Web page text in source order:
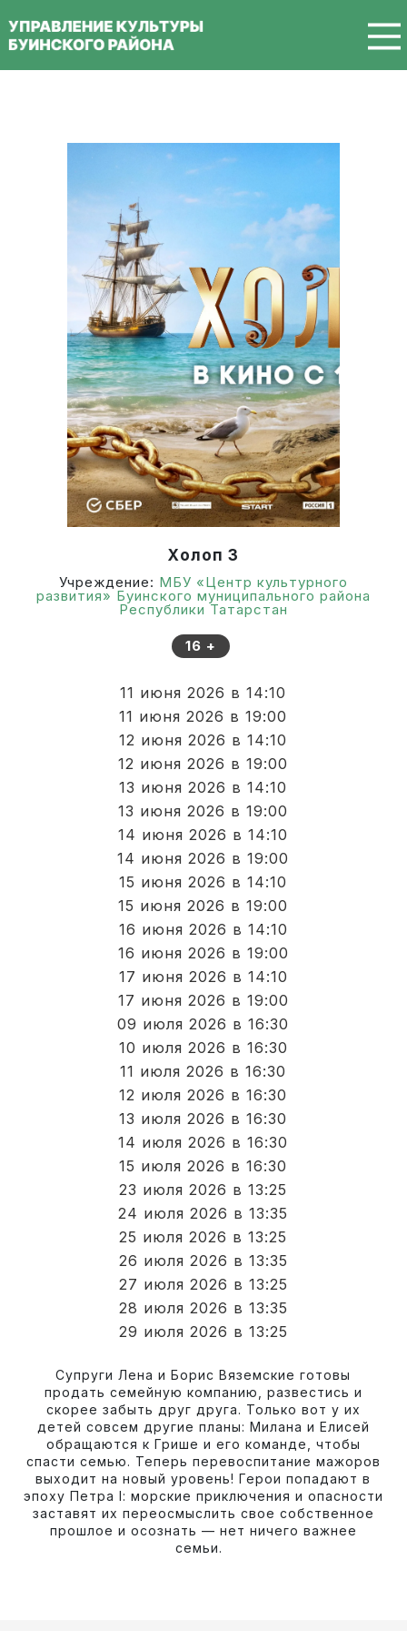
Холоп 3
Учреждение: МБУ «Центр культурного
развития» Буинского муниципального района
Республики Татарстан
16 +
11 июня 2026 в 14:10
11 июня 2026 в 19:00
12 июня 2026 в 14:10
12 июня 2026 в 19:00
13 июня 2026 в 14:10
13 июня 2026 в 19:00
14 июня 2026 в 14:10
14 июня 2026 в 19:00
15 июня 2026 в 14:10
15 июня 2026 в 19:00
16 июня 2026 в 14:10
16 июня 2026 в 19:00
17 июня 2026 в 14:10
17 июня 2026 в 19:00
09 июля 2026 в 16:30
10 июля 2026 в 16:30
11 июля 2026 в 16:30
12 июля 2026 в 16:30
13 июля 2026 в 16:30
14 июля 2026 в 16:30
15 июля 2026 в 16:30
23 июля 2026 в 13:25
24 июля 2026 в 13:35
25 июля 2026 в 13:25
26 июля 2026 в 13:35
27 июля 2026 в 13:25
28 июля 2026 в 13:35
29 июля 2026 в 13:25
Супруги Лена и Борис Вяземские готовы
продать семейную компанию, развестись и
скорее забыть друг друга. Только вот у их
детей совсем другие планы: Милана и Елисей
обращаются к Грише и его команде, чтобы
спасти семью. Теперь перевоспитание мажоров
выходит на новый уровень! Герои попадают в
эпоху Петра I: морские приключения и опасности
заставят их переосмыслить свое собственное
прошлое и осознать — нет ничего важнее
семьи.